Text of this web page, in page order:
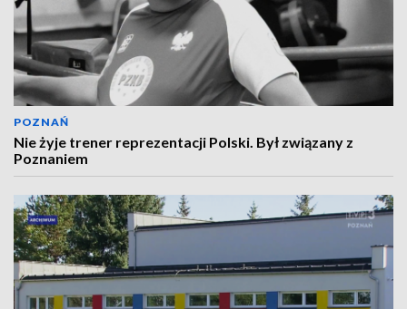
POZNAŃ
Nie żyje trener reprezentacji Polski. Był związany z
Poznaniem